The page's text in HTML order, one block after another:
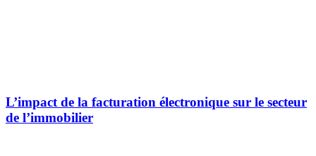
L’impact de la facturation électronique sur le secteur
de l’immobilier